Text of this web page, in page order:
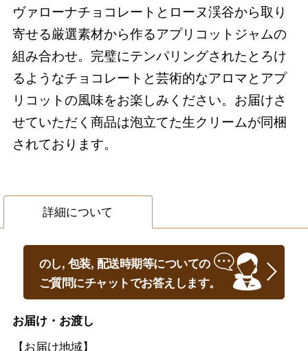
ヴァローナチョコレートとローヌ渓谷から取り
寄せる厳選素材から作るアプリコットジャムの
組み合わせ。完璧にテンパリングされたとろけ
るようなチョコレートと芸術的なアロマとアプ
リコットの風味をお楽しみください。お届けさ
せていただく商品は泡立てた生クリームが同梱
されております。
詳細について
のし, 包装, 配送時期等についての
ご質問にチャットでお答えします。
お届け・お渡し
【お届け地域】